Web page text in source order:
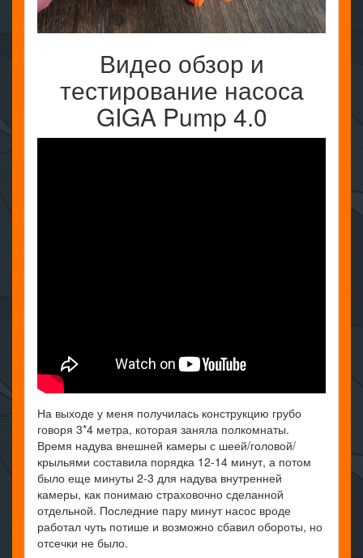
Видео обзор и
тестирование насоса
GIGA Pump 4.0
На выходе у меня получилась конструкцию грубо
говоря 3*4 метра, которая заняла полкомнаты.
Время надува внешней камеры с шеей/головой/
крыльями составила порядка 12-14 минут, а потом
было еще минуты 2-3 для надува внутренней
камеры, как понимаю страховочно сделанной
отдельной. Последние пару минут насос вроде
работал чуть потише и возможно сбавил обороты, но
отсечки не было.